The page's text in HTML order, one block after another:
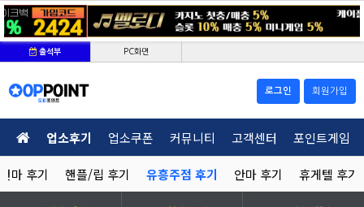
출석부 PC화면
로그인 회원가입
업소후기 업소쿠폰 커뮤니티 고객센터 포인트게임
건마 후기 핸플/립 후기 유흥주점 후기 안마 후기 휴게텔 후기